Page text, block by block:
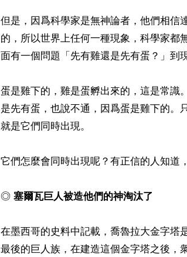
但是，因爲科學家是無神論者，他們相信
的，所以世界上任何一種現象，科學家都
面有一個問題「先有雞還是先有蛋？」到
蛋是雞下的，雞是蛋孵出來的，這是常識
是先有蛋，也說不通，因爲蛋是雞下的。
就是它們同時出現。
它們怎麼會同時出現呢？有正信的人知道
◎ 塞爾瓦巨人被造他們的神淘汰了
在墨西哥的史料中記載，喬魯拉大金字塔
最後的巨人族，在建造這個金字塔之後，